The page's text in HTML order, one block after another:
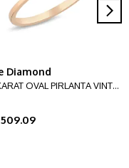
Diamond
0,19 KARAT OVAL PIRLANTA VINTAGE YÜZÜK